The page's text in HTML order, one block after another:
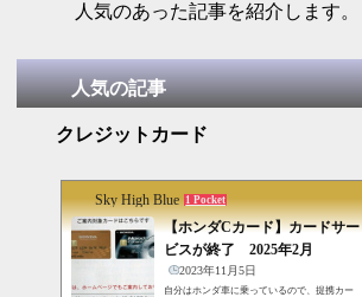
人気のあった記事を紹介します。
人気の記事
クレジットカード
Sky High Blue 1 Pocket
【ホンダCカード】カードサー
ビスが終了 2025年2月
2023年11月5日
自分はホンダ車に乗っているので、提携カー